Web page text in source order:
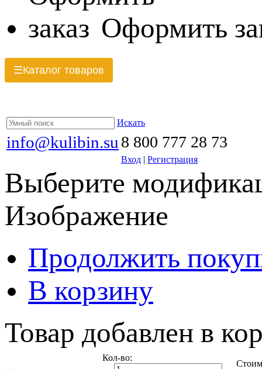
Оформить
☰Каталог товаров
Искать
info@kulibin.su 8 800 777 28 73
Вход | Регистрация
Выберите
Изображение
Продолжить
В корзину
Товар добавлен в
Кол-во: